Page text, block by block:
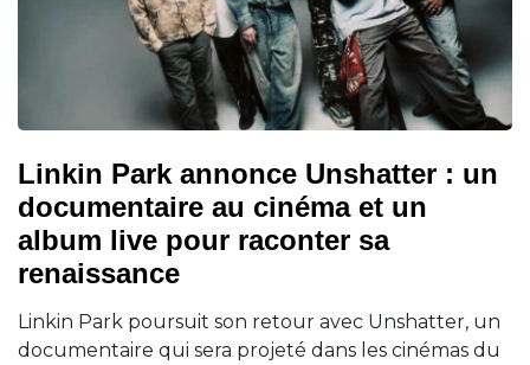
Linkin Park annonce Unshatter : un
documentaire au cinéma et un
album live pour raconter sa
renaissance
Linkin Park poursuit son retour avec Unshatter, un
documentaire qui sera projeté dans les cinémas du